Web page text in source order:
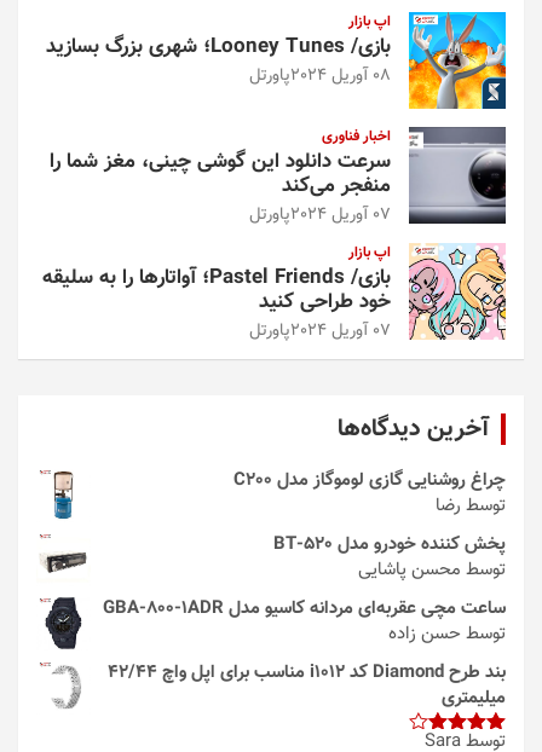
اپ بازار
بازی/ Looney Tunes؛ شهری بزرگ بسازید
08 آوریل 2024 پاورتل
اخبار فناوری
سرعت دانلود این گوشی چینی، مغز شما را
منفجر می‌کند
07 آوریل 2024 پاورتل
اپ بازار
بازی/ Pastel Friends؛ آواتارها را به سلیقه
خود طراحی کنید
07 آوریل 2024 پاورتل
آخرین دیدگاه‌ها
چراغ روشنایی گازی لوموگاز مدل C200
توسط رضا
پخش کننده خودرو مدل 520-BT
توسط محسن پاشایی
ساعت مچی عقربه‌ای مردانه کاسیو مدل GBA-800-1ADR
توسط حسن زاده
بند طرح Diamond کد i1012 مناسب برای اپل واچ 42/44
میلیمتری
امتیاز4 توسط Sara